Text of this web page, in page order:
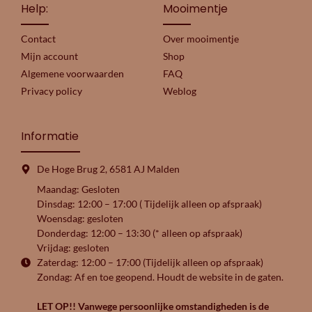
Help:
Contact
Mijn account
Algemene voorwaarden
Privacy policy
Mooimentje
Over mooimentje
Shop
FAQ
Weblog
Informatie
De Hoge Brug 2, 6581 AJ Malden
Maandag: Gesloten
Dinsdag: 12:00 – 17:00 ( Tijdelijk alleen op afspraak)
Woensdag: gesloten
Donderdag: 12:00 – 13:30 (* alleen op afspraak)
Vrijdag: gesloten
Zaterdag: 12:00 – 17:00 (Tijdelijk alleen op afspraak)
Zondag: Af en toe geopend. Houdt de website in de gaten.
LET OP!! Vanwege persoonlijke omstandigheden is de